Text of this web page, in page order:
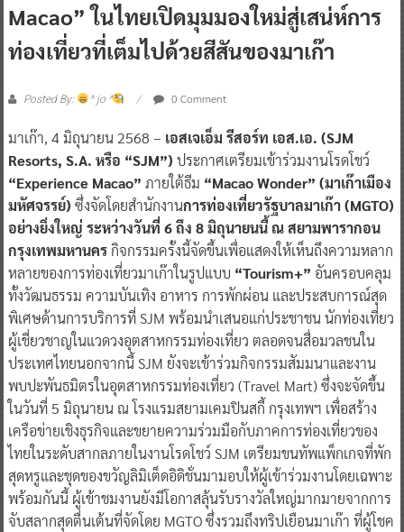
Macao” ในไทยเปิดมุมมองใหม่สู่เสน่ห์การ
ท่องเที่ยวที่เต็มไปด้วยสีสันของมาเก๊า
Posted By: ^ jo ^ 0 Comment
มาเก๊า, 4 มิถุนายน 2568 – เอสเจเอ็ม รีสอร์ท เอส.เอ. (SJM
Resorts, S.A. หรือ “SJM”) ประกาศเตรียมเข้าร่วมงานโรดโชว์
“Experience Macao” ภายใต้ธีม “Macao Wonder” (มาเก๊าเมือง
มหัศจรรย์) ซึ่งจัดโดยสำนักงานการท่องเที่ยวรัฐบาลมาเก๊า (MGTO)
อย่างยิ่งใหญ่ ระหว่างวันที่ 6 ถึง 8 มิถุนายนนี้ ณ สยามพารากอน
กรุงเทพมหานครกิจกรรมครั้งนี้จัดขึ้นเพื่อแสดงให้เห็นถึงความหลาก
หลายของการท่องเที่ยวมาเก๊าในรูปแบบ “Tourism+” อันครอบคลุม
ทั้งวัฒนธรรม ความบันเทิง อาหาร การพักผ่อน และประสบการณ์สุด
พิเศษด้านการบริการที่ SJM พร้อมนำเสนอแก่ประชาชน นักท่องเที่ยว
ผู้เชี่ยวชาญในแวดวงอุตสาหกรรมท่องเที่ยว ตลอดจนสื่อมวลชนใน
ประเทศไทยนอกจากนี้ SJM ยังจะเข้าร่วมกิจกรรมสัมมนาและงาน
พบปะพันธมิตรในอุตสาหกรรมท่องเที่ยว (Travel Mart) ซึ่งจะจัดขึ้น
ในวันที่ 5 มิถุนายน ณ โรงแรมสยามเคมปินสกี้ กรุงเทพฯ เพื่อสร้าง
เครือข่ายเชิงธุรกิจและขยายความร่วมมือกับภาคการท่องเที่ยวของ
ไทยในระดับสากลภายในงานโรดโชว์ SJM เตรียมขนทัพแพ็กเกจที่พัก
สุดหรูและชุดของขวัญลิมิเต็ดอิดิชั่นมามอบให้ผู้เข้าร่วมงานโดยเฉพาะ
พร้อมกันนี้ ผู้เข้าชมงานยังมีโอกาสลุ้นรับรางวัลใหญ่มากมายจากการ
จับสลากสุดตื่นเต้นที่จัดโดย MGTO ซึ่งรวมถึงทริปเยือนมาเก๊า ที่ผู้โชค